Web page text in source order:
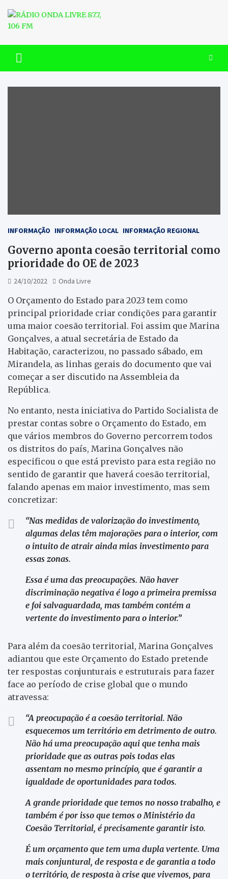
content
RÁDIO ONDA LIVRE 87.7, 106
FM
INFORMAÇÃO INFORMAÇÃO LOCAL INFORMAÇÃO REGIONAL
Governo aponta coesão territorial como
prioridade do OE de 2023
24/10/2022 Onda Livre
O Orçamento do Estado para 2023 tem como
principal prioridade criar condições para garantir
uma maior coesão territorial. Foi assim que Marina
Gonçalves, a atual secretária de Estado da
Habitação, caracterizou, no passado sábado, em
Mirandela, as linhas gerais do documento que vai
começar a ser discutido na Assembleia da
República.
No entanto, nesta iniciativa do Partido Socialista de
prestar contas sobre o Orçamento do Estado, em
que vários membros do Governo percorrem todos
os distritos do país, Marina Gonçalves não
especificou o que está previsto para esta região no
sentido de garantir que haverá coesão territorial,
falando apenas em maior investimento, mas sem
concretizar:
“Nas medidas de valorização do investimento,
algumas delas têm majorações para o interior, com
o intuito de atrair ainda mias investimento para
essas zonas.
Essa é uma das preocupações. Não haver
discriminação negativa é logo a primeira premissa
e foi salvaguardada, mas também contém a
vertente do investimento para o interior.”
Para além da coesão territorial, Marina Gonçalves
adiantou que este Orçamento do Estado pretende
ter respostas conjunturais e estruturais para fazer
face ao período de crise global que o mundo
atravessa:
“A preocupação é a coesão territorial. Não
esquecemos um território em detrimento de outro.
Não há uma preocupação aqui que tenha mais
prioridade que as outras pois todas elas
assentam no mesmo princípio, que é garantir a
igualdade de oportunidades para todos.
A grande prioridade que temos no nosso trabalho, e
também é por isso que temos o Ministério da
Coesão Territorial, é precisamente garantir isto.
É um orçamento que tem uma dupla vertente. Uma
mais conjuntural, de resposta e de garantia a todo
o território, de resposta à crise que vivemos, para